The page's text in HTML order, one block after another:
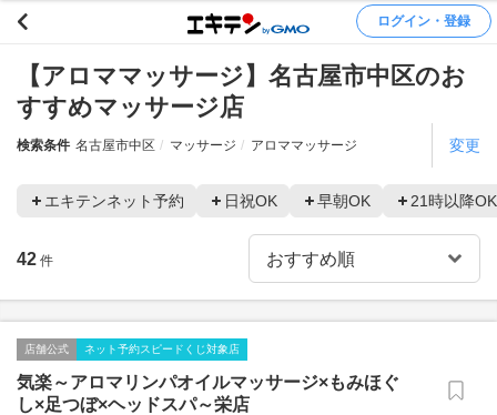
ログイン・登録
【アロママッサージ】名古屋市中区のお
すすめマッサージ店
検索条件 名古屋市中区 マッサージ アロママッサージ 変更
エキテンネット予約 日祝OK 早朝OK 21時以降OK
42 件
店舗公式 ネット予約スピードくじ対象店
気楽～アロマリンパオイルマッサージ×もみほぐ
し×足つぼ×ヘッドスパ～栄店